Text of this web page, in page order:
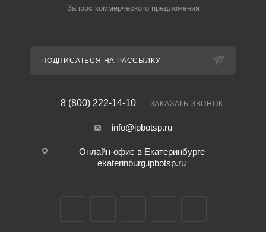
Запрос коммерческого предложения
ПОДПИСАТЬСЯ НА РАССЫЛКУ
8 (800) 222-14-10 ЗАКАЗАТЬ ЗВОНОК
info@ipbotsp.ru
Онлайн-офис в Екатеринбурге
ekaterinburg.ipbotsp.ru